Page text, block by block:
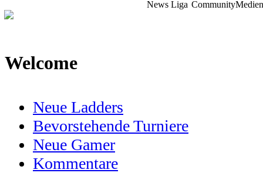
Welcome
Neue Ladders
Bevorstehende Turniere
Neue Gamer
Kommentare